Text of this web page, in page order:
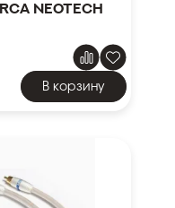
NEOTECH
В корзину